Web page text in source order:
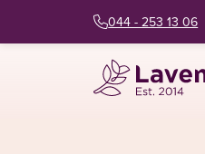
044 - 253 13 06